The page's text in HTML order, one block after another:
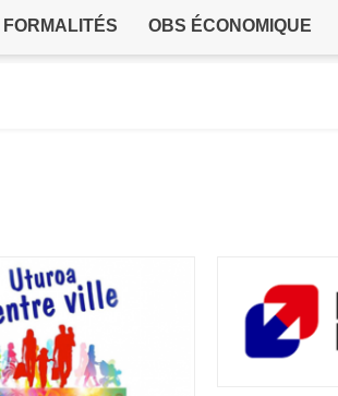
FORMALITÉS OBS ÉCONOMIQUE